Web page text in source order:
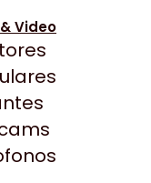
Video
Point